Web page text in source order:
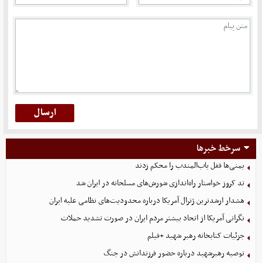
سرخط خبرها
یمنی‌ها قفل باب‌المندب را محکم زدند
تد کروز خواستار راه‌اندازی شورش‌های مسلحانه در ایران شد
هشدار ارشدترین ژنرال آمریکا درباره محدودیت‌های نظامی علیه ایران
نگرانی آمریکا از اتحاد بیشتر مردم ایران در صورت تشدید حملات
جزئیات کتابخانه رهبر شهید +فیلم
توصیه رهبرشهید درباره حضور فرزندانش در جنگ